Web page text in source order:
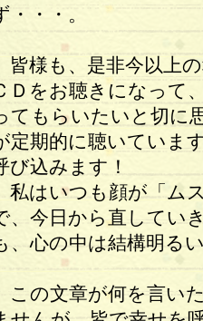
・・・。
皆様も、是非今以上
Ｄをお聴きになって
てもらいたいと切に
定期的に聴いていま
び込みます！
私はいつも顔が「ム
、今日から直してい
、心の中は結構明る
この文章が何を言い